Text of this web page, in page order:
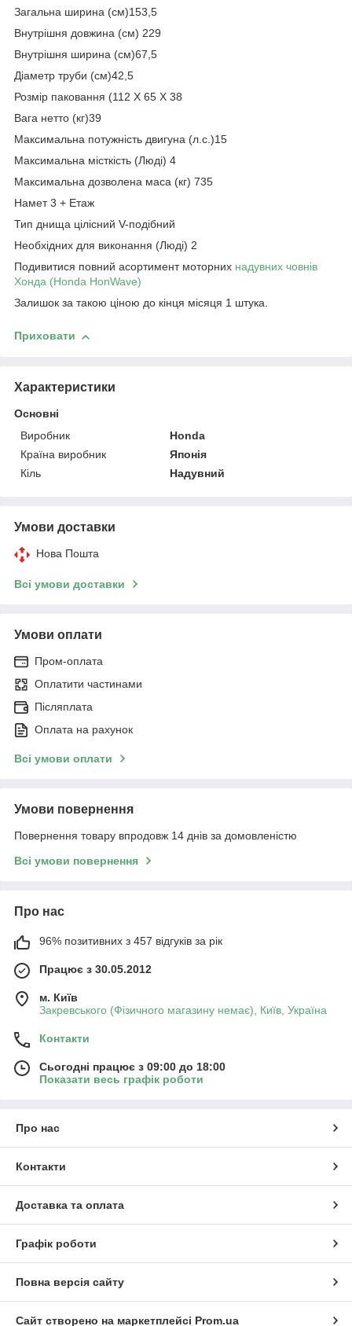
Загальна ширина (см)153,5
Внутрішня довжина (см) 229
Внутрішня ширина (см)67,5
Діаметр труби (см)42,5
Розмір паковання (112 X 65 X 38
Вага нетто (кг)39
Максимальна потужність двигуна (л.с.)15
Максимальна місткість (Люді) 4
Максимальна дозволена маса (кг) 735
Намет 3 + Етаж
Тип днища цілісний V-подібний
Необхідних для виконання (Люді) 2
Подивитися повний асортимент моторних надувних човнів
Хонда (Honda HonWave)
Залишок за такою ціною до кінця місяця 1 штука.
Приховати
Характеристики
Основні
Виробник
Honda
Країна виробник
Японія
Кіль
Надувний
Умови доставки
Нова Пошта
Всі умови доставки
Умови оплати
Пром-оплата
Оплатити частинами
Післяплата
Оплата на рахунок
Всі умови оплати
Умови повернення
Повернення товару впродовж 14 днів за домовленістю
Всі умови повернення
Про нас
96% позитивних з 457 відгуків за рік
Працює з 30.05.2012
м. Київ
Закревського (Фізичного магазину немає), Київ, Україна
Контакти
Сьогодні працює з 09:00 до 18:00
Показати весь графік роботи
Про нас
Контакти
Доставка та оплата
Графік роботи
Повна версія сайту
Сайт створено на маркетплейсі Prom.ua